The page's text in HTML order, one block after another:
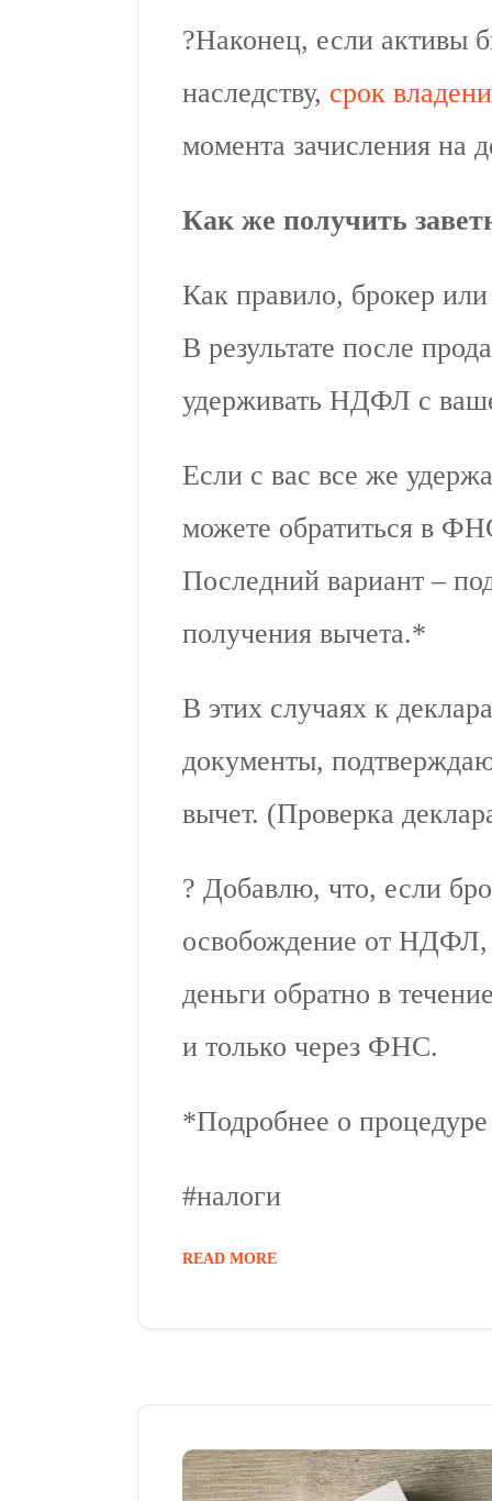
?️Наконец, если активы
наследству, срок
момента зачисления на
Как же получить
Как правило, брокер
В результате после
удерживать НДФЛ с
Если с вас все же
можете обратиться в
Последний вариант –
получения вычета.*
В этих случаях к
документы,
вычет. (Проверка
?️ Добавлю, что, если
освобождение от НДФЛ,
деньги обратно в
и только через ФНС.
*Подробнее о
#налоги
READ MORE